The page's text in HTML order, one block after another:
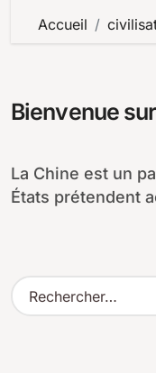
Accueil
Bienvenue
La Chine est un pays d’Asie de l’Est dont deux
États prétendent
R
e